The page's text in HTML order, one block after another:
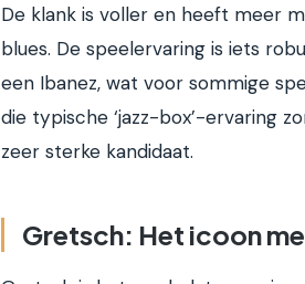
De klank is voller en heeft meer
blues. De speelervaring is iets
een Ibanez, wat voor sommige
die typische ‘jazz-box’-ervaring
zeer sterke kandidaat.
Gretsch: Het icoon